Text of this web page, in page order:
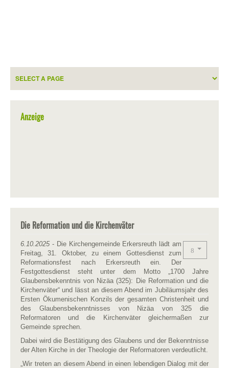
Anzeige
Die Reformation und die Kirchenväter
6.10.2025 - Die Kirchengemeinde Erkersreuth lädt am
Freitag, 31. Oktober, zu einem Gottesdienst zum
Reformationsfest nach Erkersreuth ein. Der
Festgottesdienst steht unter dem Motto „1700 Jahre
Glaubensbekenntnis von Nizäa (325): Die Reformation und die
Kirchenväter“ und lässt an diesem Abend im Jubiläumsjahr des
Ersten Ökumenischen Konzils der gesamten Christenheit und
des Glaubensbekenntnisses von Nizäa von 325 die
Reformatoren und die Kirchenväter gleichermaßen zur
Gemeinde sprechen.
Dabei wird die Bestätigung des Glaubens und der Bekenntnisse
der Alten Kirche in der Theologie der Reformatoren verdeutlicht.
„Wir treten an diesem Abend in einen lebendigen Dialog mit der